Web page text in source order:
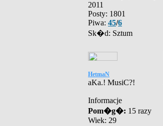
2011
Posty: 1801
Piwa: 45/6
Sk�d: Sztum
HetmaN
aKa.! MusiC?!
Informacje
Pom�g�: 15 razy
Wiek: 29